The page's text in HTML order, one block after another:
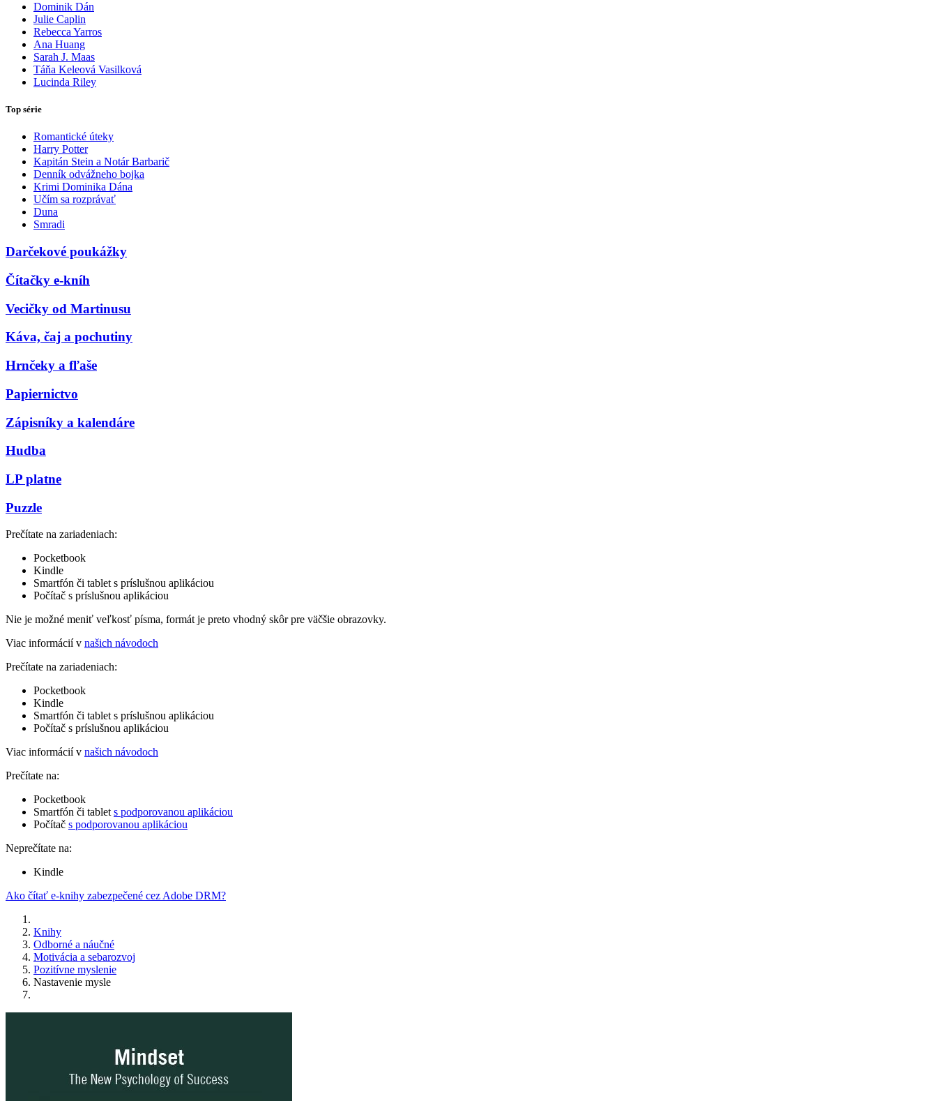
Dominik Dán
Julie Caplin
Rebecca Yarros
Ana Huang
Sarah J. Maas
Táňa Keleová Vasilková
Lucinda Riley
Top série
Romantické úteky
Harry Potter
Kapitán Stein a Notár Barbarič
Denník odvážneho bojka
Krimi Dominika Dána
Učím sa rozprávať
Duna
Smradi
Darčekové poukážky
Čítačky e-kníh
Vecičky od Martinusu
Káva, čaj a pochutiny
Hrnčeky a fľaše
Papiernictvo
Zápisníky a kalendáre
Hudba
LP platne
Puzzle
Prečítate na zariadeniach:
Pocketbook
Kindle
Smartfón či tablet s príslušnou aplikáciou
Počítač s príslušnou aplikáciou
Nie je možné meniť veľkosť písma, formát je preto vhodný skôr pre väčšie obrazovky.
Viac informácií v našich návodoch
Prečítate na zariadeniach:
Pocketbook
Kindle
Smartfón či tablet s príslušnou aplikáciou
Počítač s príslušnou aplikáciou
Viac informácií v našich návodoch
Prečítate na:
Pocketbook
Smartfón či tablet s podporovanou aplikáciou
Počítač s podporovanou aplikáciou
Neprečítate na:
Kindle
Ako čítať e-knihy zabezpečené cez Adobe DRM?
Knihy
Odborné a náučné
Motivácia a sebarozvoj
Pozitívne myslenie
Nastavenie mysle